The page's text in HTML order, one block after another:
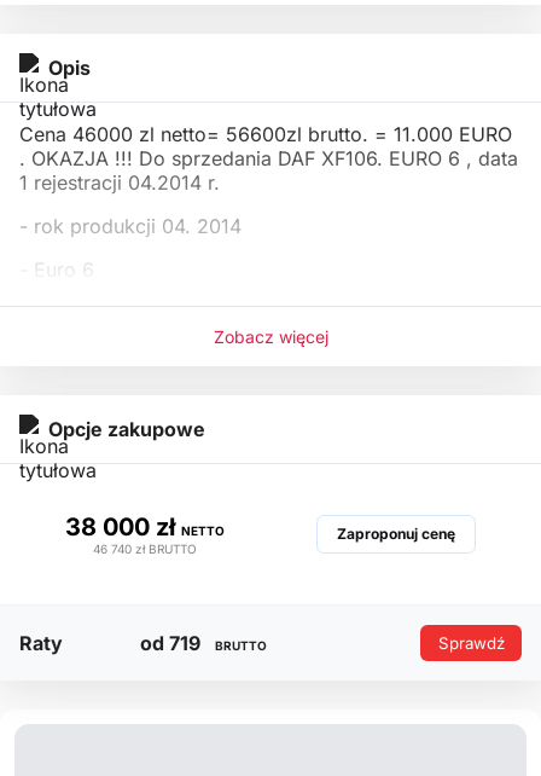
Opis
Cena 46000 zl netto= 56600zl brutto. = 11.000 EURO
. OKAZJA !!! Do sprzedania DAF XF106. EURO 6 , data
1 rejestracji 04.2014 r.
- rok produkcji 04. 2014
- Euro 6
- nr VIN XLRTE
Zobacz więcej
Opcje zakupowe
38 000 zł NETTO
46 740 zł BRUTTO
Zaproponuj cenę
Raty od 719 BRUTTO Sprawdź